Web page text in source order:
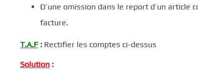
D’une omission dans le report d’un article
facture.
T.A.F: Rectifier les comptes ci-dessus
Solution :